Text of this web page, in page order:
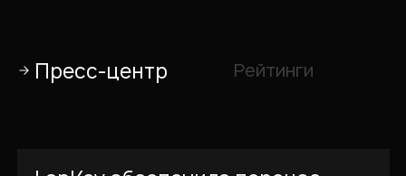
Рейтинги
Пресс-центр